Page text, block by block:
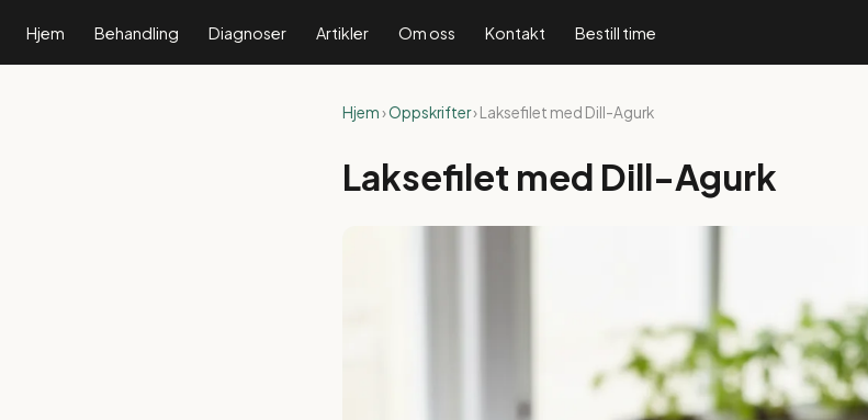
Hjem Behandling Diagnoser Artikler Om oss Kontakt Bestill time
Hjem›Oppskrifter› Laksefilet med Dill-Agurk
Laksefilet med Dill-Agurk